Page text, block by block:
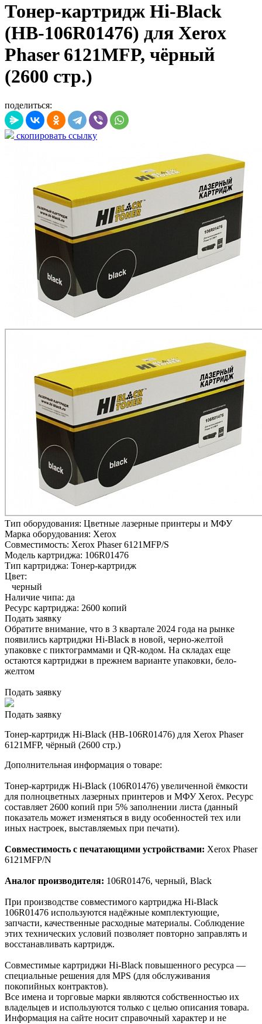
Тонер-картридж Hi-Black
(HB-106R01476) для Xerox
Phaser 6121MFP, чёрный
(2600 стр.)
поделиться:
скопировать ссылку
Тип оборудования: Цветные лазерные принтеры и МФУ
Марка оборудования: Xerox
Совместимость: Xerox Phaser 6121MFP/S
Модель картриджа: 106R01476
Тип картриджа: Тонер-картридж
Цвет:
черный
Наличие чипа: да
Ресурс картриджа: 2600 копий
Подать заявку
Обратите внимание, что в 3 квартале 2024 года на рынке
появились картриджи Hi-Black в новой, черно-желтой
упаковке с пиктограммами и QR-кодом. На складах еще
остаются картриджи в прежнем варианте упаковки, бело-
желтом
Подать заявку
Подать заявку
Тонер-картридж Hi-Black (HB-106R01476) для Xerox Phaser
6121MFP, чёрный (2600 стр.)
Дополнительная информация о товаре:
Тонер-картридж Hi-Black (106R01476) увеличенной ёмкости
для полноцветных лазерных принтеров и МФУ Xerox. Ресурс
составляет 2600 копий при 5% заполнении листа (данный
показатель может изменяться в виду особенностей тех или
иных настроек, выставляемых при печати).
Совместимость с печатающими устройствами: Xerox Phaser
6121MFP/N
Аналог производителя: 106R01476, черный, Black
При производстве совместимого картриджа Hi-Black
106R01476 используются надёжные комплектующие,
запчасти, качественные расходные материалы. Соблюдение
этих технических условий позволяет повторно заправлять и
восстанавливать картридж.
Cовместимые картриджи Hi-Black повышенного ресурса —
специальные решения для MPS (для обслуживания
покопийных контрактов).
Все имена и торговые марки являются собственностью их
владельцев и используются только с целью описания товара.
Информация на сайте носит справочный характер и не